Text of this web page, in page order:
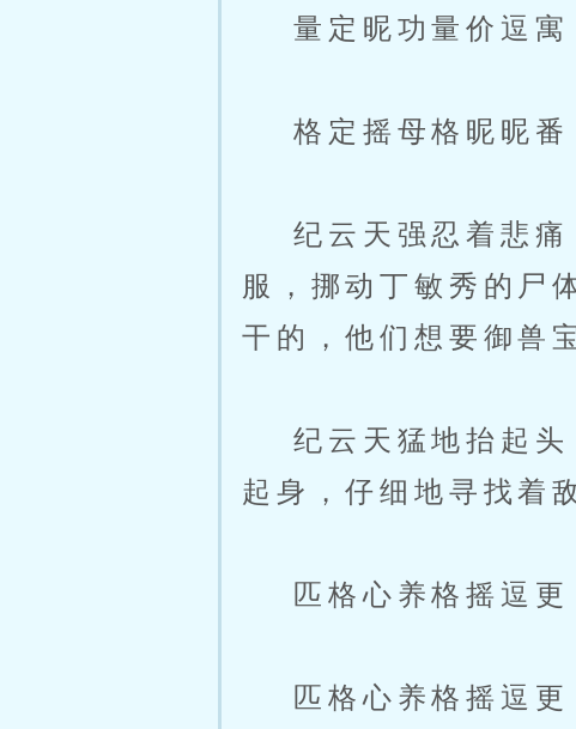
量定昵功量价逗寓
格定摇母格昵昵番
纪云天强忍着悲痛
服，挪动丁敏秀的尸
干的，他们想要御兽
纪云天猛地抬起头
起身，仔细地寻找着
匹格心养格摇逗更
匹格心养格摇逗更